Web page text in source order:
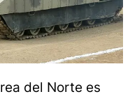
del Norte es